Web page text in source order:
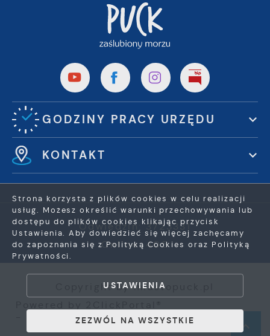
GODZINY PRACY URZĘDU
KONTAKT
Odwiedzin: 3723331
Online: 405
Copyright by miastopuck.pl
- Portale nowej generacji
Strona korzysta z plików cookies w celu realizacji
usług. Możesz określić warunki przechowywania lub
dostępu do plików cookies klikając przycisk
Ustawienia. Aby dowiedzieć się więcej zachęcamy
do zapoznania się z Polityką Cookies oraz Polityką
Prywatności.
USTAWIENIA
ZEZWÓL NA WSZYSTKIE
ZEZWÓL NA WSZYSTKIE